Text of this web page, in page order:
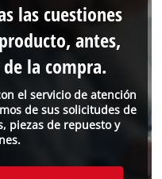
el servicio de atención
de sus solicitudes de
piezas de repuesto y
las cuestiones
antes,
la compra.